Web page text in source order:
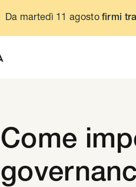
Da martedì 11 agostofirmi
Come